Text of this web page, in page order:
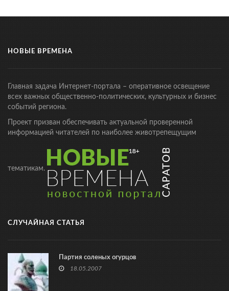
НОВЫЕ ВРЕМЕНА
Главная задача Интернет-портала – оперативное освещение
всех важных общественно-политических, культурных и бизнес
событий региона.
Проект призван обеспечивать актуальной проверенной
информацией читателей по наиболее животрепещущим
тематикам.
СЛУЧАЙНАЯ СТАТЬЯ
Партия соленых огурцов
18.05.2007